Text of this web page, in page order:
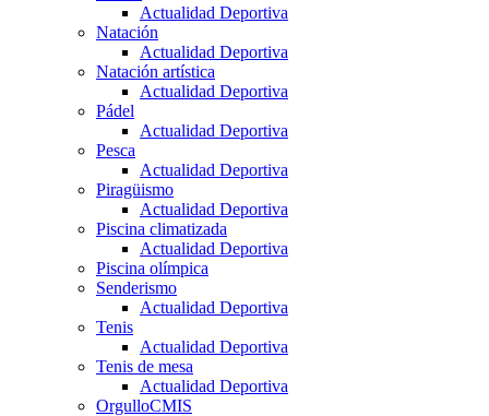
Actualidad Deportiva
Natación
Actualidad Deportiva
Natación artística
Actualidad Deportiva
Pádel
Actualidad Deportiva
Pesca
Actualidad Deportiva
Piragüismo
Actualidad Deportiva
Piscina climatizada
Actualidad Deportiva
Piscina olímpica
Senderismo
Actualidad Deportiva
Tenis
Actualidad Deportiva
Tenis de mesa
Actualidad Deportiva
OrgulloCMIS